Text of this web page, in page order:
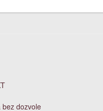
dozvole